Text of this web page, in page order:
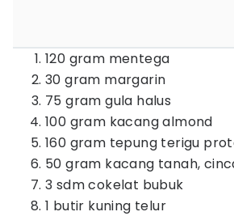
120 gram mentega
30 gram margarin
75 gram gula halus
100 gram kacang almond
160 gram tepung terigu
50 gram kacang tanah,
3 sdm cokelat bubuk
1 butir kuning telur